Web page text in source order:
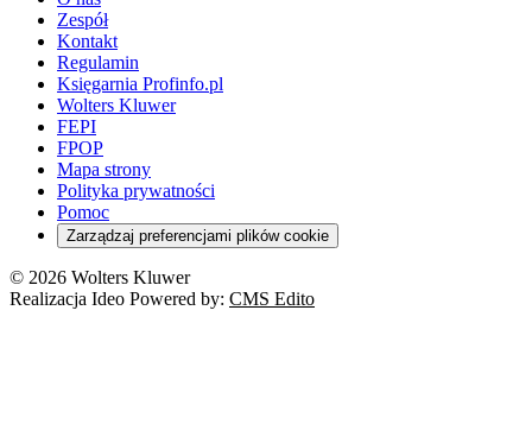
Zespół
Kontakt
Regulamin
Księgarnia Profinfo.pl
Wolters Kluwer
FEPI
FPOP
Mapa strony
Polityka prywatności
Pomoc
Zarządzaj preferencjami plików cookie
© 2026 Wolters Kluwer
Realizacja Ideo Powered by: CMS Edito